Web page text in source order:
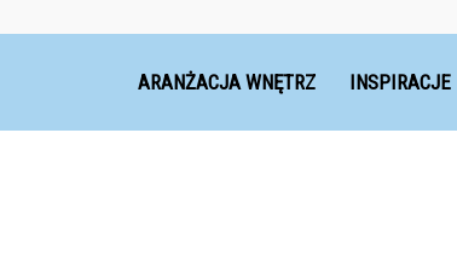
ARANŻACJA WNĘTRZ INSPIRACJE